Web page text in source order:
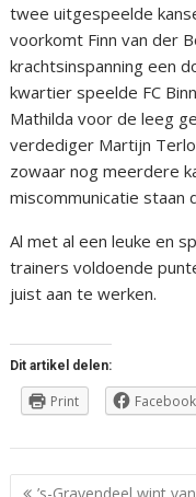
twee uitgespeelde
voorkomt Finn van der
krachtsinspanning een
kwartier speelde FC
Mathilda voor de leeg
verdediger Martijn
zowaar nog meerdere
miscommunicatie staan
Al met al een leuke en
trainers voldoende
juist aan te werken.
Dit artikel delen:
Print Facebook
Berichtnavigatie
’s-Gravendeel wint van